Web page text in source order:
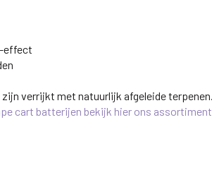
effect
verrijkt met natuurlijk afgeleide terpenen.
cart batterijen bekijk hier ons assortiment